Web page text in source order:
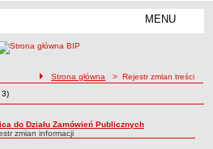
MENU
dla MCS Wrocław
ścieżka nawigacji
Strona główna > Rejestr zmian treści
pozycjach
3)
do Działu Zamówień Publicznych
zmian informacji